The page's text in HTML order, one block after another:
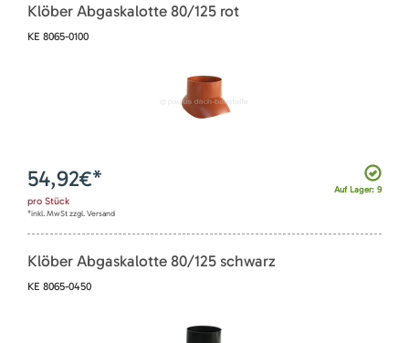
Klöber Abgaskalotte 80/125 rot
KE 8065-0100
Auf Lager: 9
54,92€*
pro Stück
*inkl. MwSt zzgl. Versand
Klöber Abgaskalotte 80/125 schwarz
KE 8065-0450